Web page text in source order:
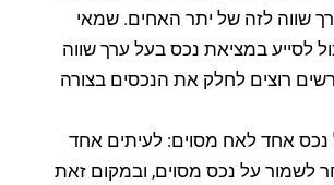
שווה לזה של יתר האחים. שמאי
לסייע במציאת נכס בעל ערך שווה
רוצים לחלק את הנכסים בצורה
אחד לאח מסוים: לעיתים אחד
לשמור על נכס מסוים, ובמקום זאת